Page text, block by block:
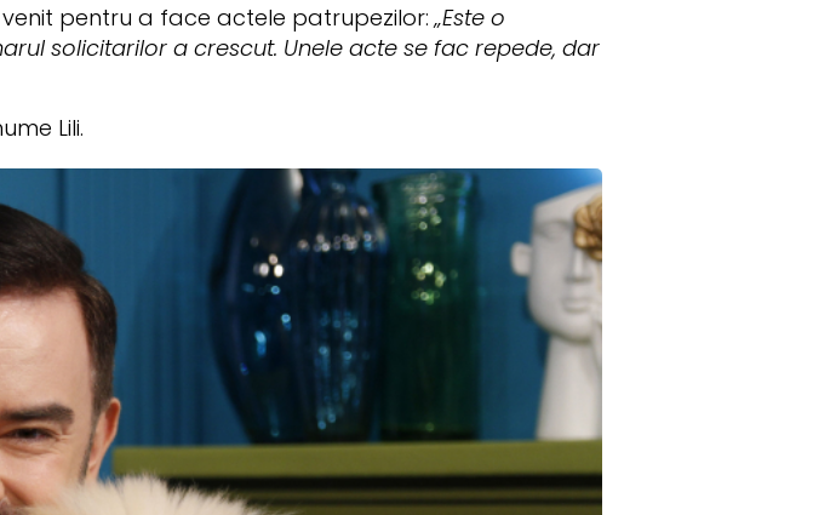
pentru a face actele patrupezilor:„Este o
solicitarilor a crescut. Unele acte se fac repede, dar
Lili.